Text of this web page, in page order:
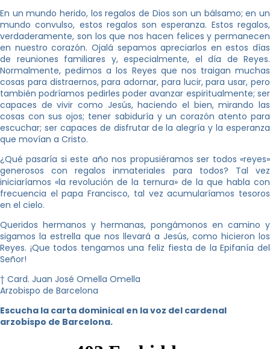
En un mundo herido, los regalos de Dios son un bálsamo; en un
mundo convulso, estos regalos son esperanza. Estos regalos,
verdaderamente, son los que nos hacen felices y permanecen
en nuestro corazón. Ojalá sepamos apreciarlos en estos días
de reuniones familiares y, especialmente, el día de Reyes.
Normalmente, pedimos a los Reyes que nos traigan muchas
cosas para distraernos, para adornar, para lucir, para usar, pero
también podríamos pedirles poder avanzar espiritualmente; ser
capaces de vivir como Jesús, haciendo el bien, mirando las
cosas con sus ojos; tener sabiduría y un corazón atento para
escuchar; ser capaces de disfrutar de la alegría y la esperanza
que movían a Cristo.
¿Qué pasaría si este año nos propusiéramos ser todos «reyes»
generosos con regalos inmateriales para todos? Tal vez
iniciaríamos «la revolución de la ternura» de la que habla con
frecuencia el papa Francisco, tal vez acumularíamos tesoros
en el cielo.
Queridos hermanos y hermanas, pongámonos en camino y
sigamos la estrella que nos llevará a Jesús, como hicieron los
Reyes. ¡Que todos tengamos una feliz fiesta de la Epifanía del
Señor!
† Card. Juan José Omella Omella
Arzobispo de Barcelona
Escucha la carta dominical en la voz del cardenal
arzobispo de Barcelona.